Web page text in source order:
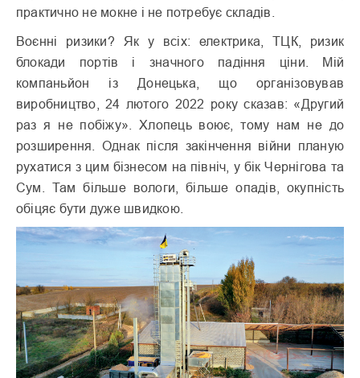
практично не мокне і не потребує складів.
Воєнні ризики? Як у всіх: електрика, ТЦК, ризик
блокади портів і знач­ного падіння ціни. Мій
компаньйон із Донецька, що організовував
виробництво, 24 лютого 2022 року сказав: «Другий
раз я не побіжу». Хлопець воює, тому нам не до
розширення. Однак після закінчення війни планую
рухатися з цим бізнесом на північ, у бік Чернігова та
Сум. Там більше вологи, більше опадів, окупність
обіцяє бути дуже швидкою.